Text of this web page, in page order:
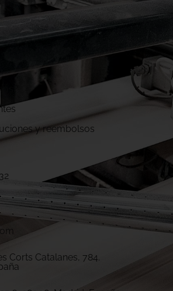
y reembolsos
Corts Catalanes, 784.